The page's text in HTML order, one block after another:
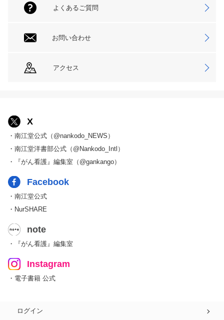
よくあるご質問
お問い合わせ
アクセス
X
・南江堂公式（@nankodo_NEWS）
・南江堂洋書部公式（@Nankodo_Intl）
・『がん看護』編集室（@gankango）
Facebook
・南江堂公式
・NurSHARE
note
・『がん看護』編集室
Instagram
・電子書籍 公式
ログイン